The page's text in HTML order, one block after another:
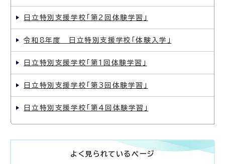
日立特別支援学校「第2回体験学習」
令和8年度 日立特別支援学校「体験入学」
日立特別支援学校「第1回体験学習」
日立特別支援学校「第3回体験学習」
日立特別支援学校「第4回体験学習」
よく見られているページ